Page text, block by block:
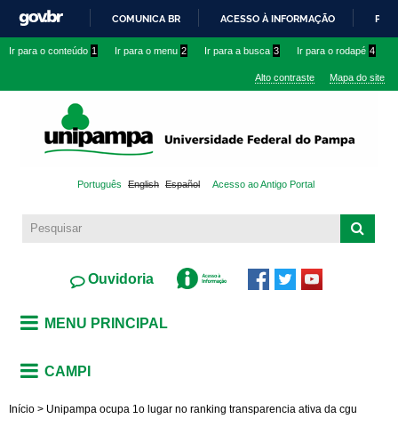
conteúdo
IR
O
COMUNICA BR ACESSO À INFORMAÇÃO
Ir para o conteúdo 1 Ir para o menu 2 Ir para a busca 3 Ir para o rodapé 4
Alto contraste Mapa do site
Português English Español Acesso ao Antigo Portal
Ouvidoria
MENU PRINCIPAL
CAMPI
Início > Unipampa ocupa 1o lugar no ranking transparencia ativa da cgu